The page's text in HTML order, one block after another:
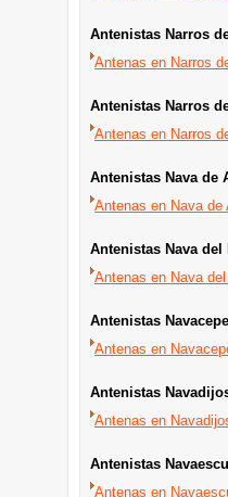
Antenistas Narros
Antenas en Narros
Antenistas Narros
Antenas en Narros
Antenistas Nava de
Antenas en Nava de
Antenistas Nava del
Antenas en Nava
Antenistas
Antenas en
Antenistas
Antenas en
Antenistas
Antenas en